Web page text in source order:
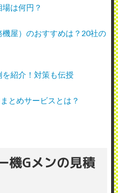
は何円？
屋）のおすすめは？20社の
紹介！対策も伝授
とめサービスとは？
機Gメンの見積